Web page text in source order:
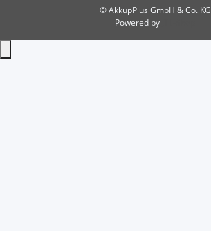
© AkkupPlus GmbH & Co. KG
Powered by